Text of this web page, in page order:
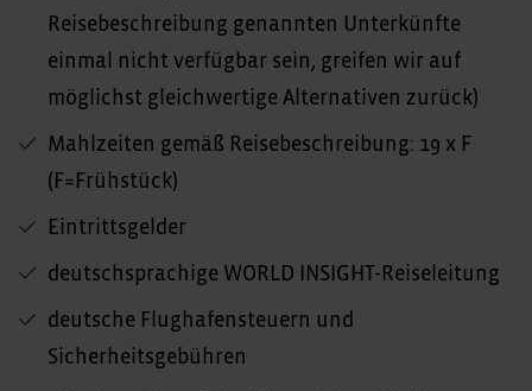
Reisebeschreibung genannten Unterkünfte
einmal nicht verfügbar sein, greifen wir auf
möglichst gleichwertige Alternativen zurück)
Mahlzeiten gemäß Reisebeschreibung: 19 x F
(F=Frühstück)
Eintrittsgelder
deutschsprachige WORLD INSIGHT-Reiseleitung
deutsche Flughafensteuern und
Sicherheitsgebühren